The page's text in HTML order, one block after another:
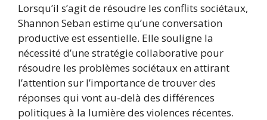
Lorsqu’il s’agit de résoudre les conflits sociétaux,
Shannon Seban estime qu’une conversation
productive est essentielle. Elle souligne la
nécessité d’une stratégie collaborative pour
résoudre les problèmes sociétaux en attirant
l’attention sur l’importance de trouver des
réponses qui vont au-delà des différences
politiques à la lumière des violences récentes.